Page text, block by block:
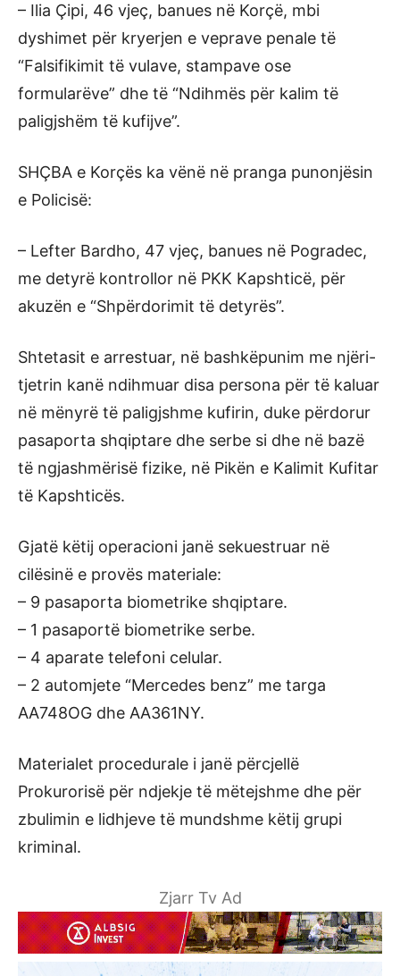
– Ilia Çipi, 46 vjeç, banues në Korçë, mbi
dyshimet për kryerjen e veprave penale të
“Falsifikimit të vulave, stampave ose
formularëve” dhe të “Ndihmës për kalim të
paligjshëm të kufijve”.
SHÇBA e Korçës ka vënë në pranga punonjësin
e Policisë:
– Lefter Bardho, 47 vjeç, banues në Pogradec,
me detyrë kontrollor në PKK Kapshticë, për
akuzën e “Shpërdorimit të detyrës”.
Shtetasit e arrestuar, në bashkëpunim me njëri-
tjetrin kanë ndihmuar disa persona për të kaluar
në mënyrë të paligjshme kufirin, duke përdorur
pasaporta shqiptare dhe serbe si dhe në bazë
të ngjashmërisë fizike, në Pikën e Kalimit Kufitar
të Kapshticës.
Gjatë këtij operacioni janë sekuestruar në
cilësinë e provës materiale:
– 9 pasaporta biometrike shqiptare.
– 1 pasaportë biometrike serbe.
– 4 aparate telefoni celular.
– 2 automjete “Mercedes benz” me targa
AA748OG dhe AA361NY.
Materialet procedurale i janë përcjellë
Prokurorisë për ndjekje të mëtejshme dhe për
zbulimin e lidhjeve të mundshme këtij grupi
kriminal.
Zjarr Tv Ad